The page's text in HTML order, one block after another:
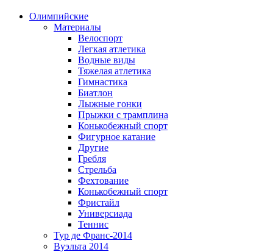
Олимпийские
Материалы
Велоспорт
Легкая атлетика
Водные виды
Тяжелая атлетика
Гимнастика
Биатлон
Лыжные гонки
Прыжки с трамплина
Конькобежный спорт
Фигурное катание
Другие
Гребля
Стрельба
Фехтование
Конькобежный спорт
Фристайл
Универсиада
Теннис
Тур де Франс-2014
Вуэльта 2014